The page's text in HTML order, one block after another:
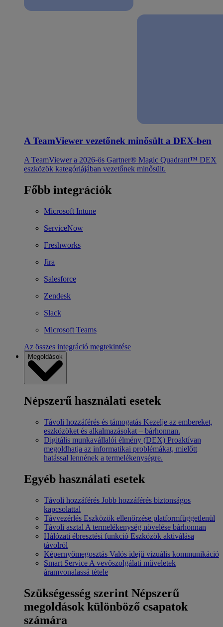
A TeamViewer vezetőnek minősült a DEX-ben
A TeamViewer a 2026-ös Gartner® Magic Quadrant™ DEX
eszközök kategóriájában vezetőnek minősült.
Főbb integrációk
Microsoft Intune
ServiceNow
Freshworks
Jira
Salesforce
Zendesk
Slack
Microsoft Teams
Az összes integráció megtekintése
Megoldások
Népszerű használati esetek
Távoli hozzáférés és támogatás Kezelje az embereket,
eszközöket és alkalmazásokat – bárhonnan.
Digitális munkavállalói élmény (DEX) Proaktívan
megoldhatja az informatikai problémákat, mielőtt
hatással lennének a termelékenységre.
Egyéb használati esetek
Távoli hozzáférés Jobb hozzáférés biztonságos
kapcsolattal
Távvezérlés Eszközök ellenőrzése platformfüggetlenül
Távoli asztal A termelékenység növelése bárhonnan
Hálózati ébresztési funkció Eszközök aktiválása
távolról
Képernyőmegosztás Valós idejű vizuális kommunikáció
Smart Service A vevőszolgálati műveletek
áramvonalassá tétele
Szükségesség szerint Népszerű
megoldások különböző csapatok
számára